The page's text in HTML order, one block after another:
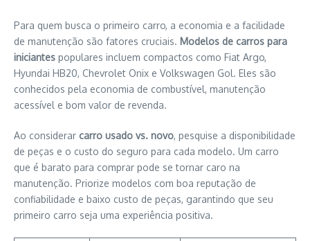
Para quem busca o primeiro carro, a economia e a facilidade
de manutenção são fatores cruciais. Modelos de carros para
iniciantes populares incluem compactos como Fiat Argo,
Hyundai HB20, Chevrolet Onix e Volkswagen Gol. Eles são
conhecidos pela economia de combustível, manutenção
acessível e bom valor de revenda.
Ao considerar carro usado vs. novo, pesquise a disponibilidade
de peças e o custo do seguro para cada modelo. Um carro
que é barato para comprar pode se tornar caro na
manutenção. Priorize modelos com boa reputação de
confiabilidade e baixo custo de peças, garantindo que seu
primeiro carro seja uma experiência positiva.